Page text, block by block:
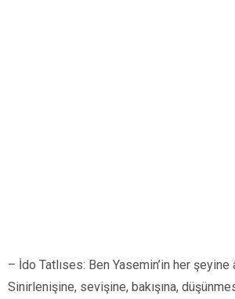
– İdo Tatlıses: Ben Yasemin’in her şeyine
Sinirlenişine, sevişine, bakışına,